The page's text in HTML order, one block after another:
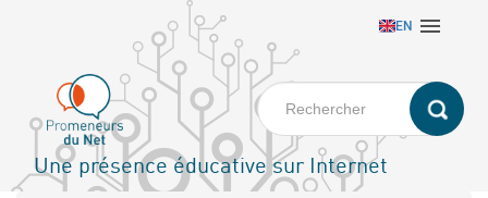
principal
EN 
Une présence éducative sur Internet